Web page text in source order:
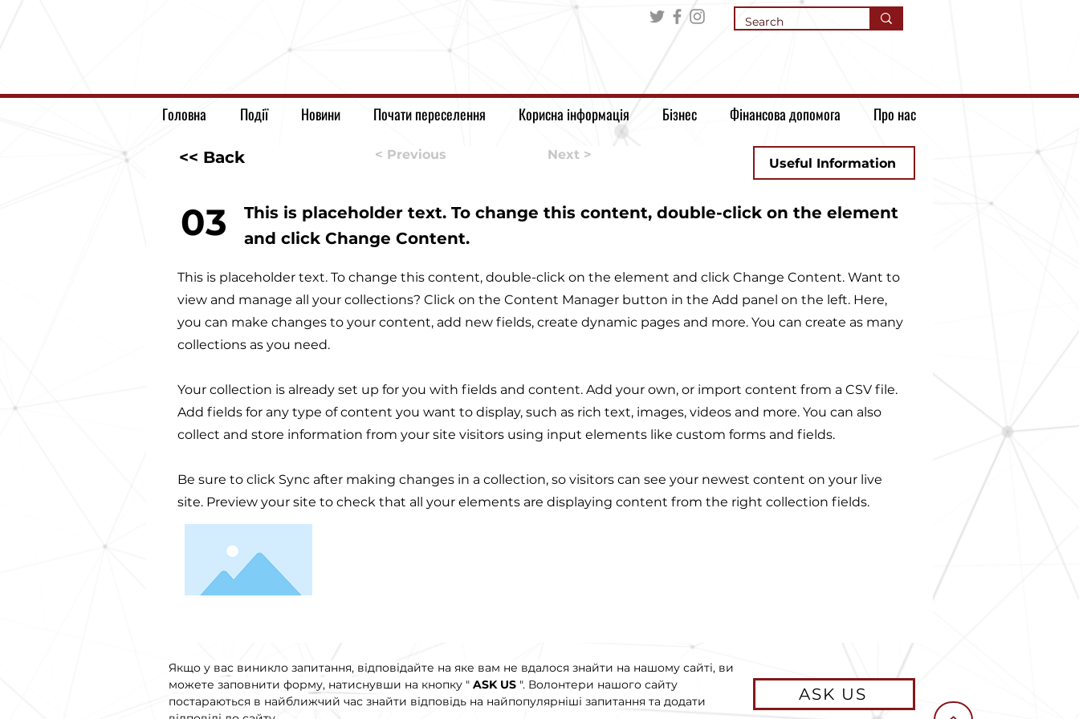
Головна Події Новини Почати переселення Корисна інформація Бізнес Фінансова допомога Про нас
<< Back < Previous Next >
Useful Information
03
This is placeholder text. To change this content, double-click on the element
and click Change Content.
This is placeholder text. To change this content, double-click on the element and click Change Content. Want to
view and manage all your collections? Click on the Content Manager button in the Add panel on the left. Here,
you can make changes to your content, add new fields, create dynamic pages and more. You can create as many
collections as you need.
Your collection is already set up for you with fields and content. Add your own, or import content from a CSV file.
Add fields for any type of content you want to display, such as rich text, images, videos and more. You can also
collect and store information from your site visitors using input elements like custom forms and fields.
Be sure to click Sync after making changes in a collection, so visitors can see your newest content on your live
site. Preview your site to check that all your elements are displaying content from the right collection fields.
Якщо у вас виникло запитання, відповідайте на яке вам не вдалося знайти на нашому сайті, ви
можете заповнити форму, натиснувши на кнопку " ASK US ". Волонтери нашого сайту
постараються в найближчий час знайти відповідь на найпопулярніші запитання та додати
ASK US